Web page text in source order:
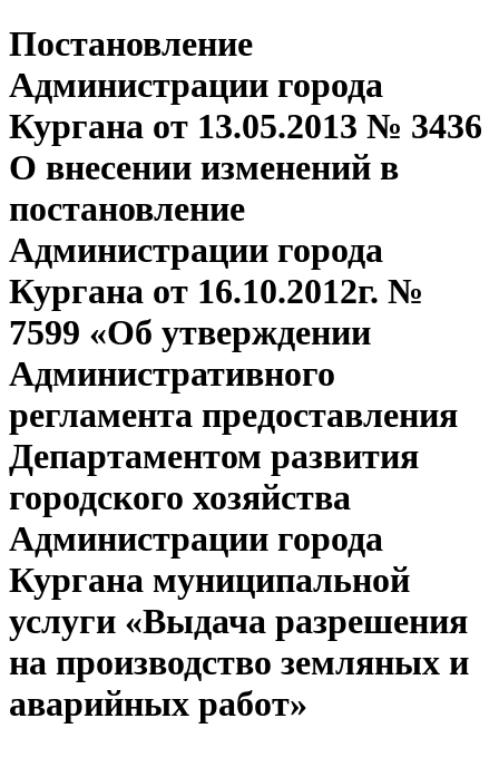
Постановление
Администрации города
Кургана от 13.05.2013 № 3436
О внесении изменений в
постановление
Администрации города
Кургана от 16.10.2012г. №
7599 «Об утверждении
Административного
регламента предоставления
Департаментом развития
городского хозяйства
Администрации города
Кургана муниципальной
услуги «Выдача разрешения
на производство земляных и
аварийных работ»